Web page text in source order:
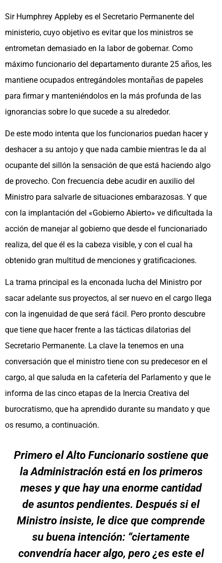
Sir Humphrey Appleby es el Secretario Permanente del
ministerio, cuyo objetivo es evitar que los ministros se
entrometan demasiado en la labor de gobernar. Como
máximo funcionario del departamento durante 25 años, les
mantiene ocupados entregándoles montañas de papeles
para firmar y manteniéndolos en la más profunda de las
ignorancias sobre lo que sucede a su alrededor.
De este modo intenta que los funcionarios puedan hacer y
deshacer a su antojo y que nada cambie mientras le da al
ocupante del sillón la sensación de que está haciendo algo
de provecho. Con frecuencia debe acudir en auxilio del
Ministro para salvarle de situaciones embarazosas. Y que
con la implantación del «Gobierno Abierto» ve dificultada la
acción de manejar al gobierno que desde el funcionariado
realiza, del que él es la cabeza visible, y con el cual ha
obtenido gran multitud de menciones y gratificaciones.
La trama principal es la enconada lucha del Ministro por
sacar adelante sus proyectos, al ser nuevo en el cargo llega
con la ingenuidad de que será fácil. Pero pronto descubre
que tiene que hacer frente a las tácticas dilatorias del
Secretario Permanente. La clave la tenemos en una
conversación que el ministro tiene con su predecesor en el
cargo, al que saluda en la cafetería del Parlamento y que le
informa de las cinco etapas de la Inercia Creativa del
burocratismo, que ha aprendido durante su mandato y que
os resumo, a continuación.
Primero el Alto Funcionario sostiene que
la Administración está en los primeros
meses y que hay una enorme cantidad
de asuntos pendientes. Después si el
Ministro insiste, le dice que comprende
su buena intención: “ciertamente
convendría hacer algo, pero ¿es este el